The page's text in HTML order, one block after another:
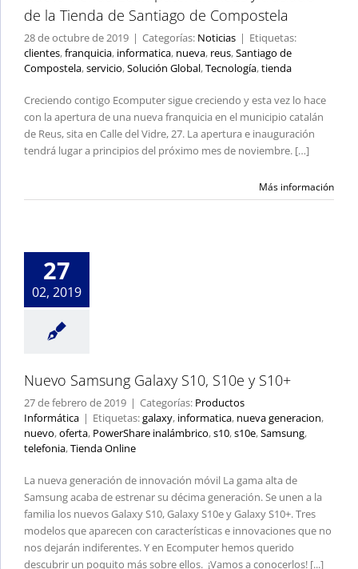
de la Tienda de Santiago de Compostela
28 de octubre de 2019 | Categorías: Noticias | Etiquetas:
clientes,franquicia, informatica, nueva, reus,Santiago de
Compostela,servicio,Solución Global,Tecnología,tienda
Creciendo contigo Ecomputer sigue creciendo y esta vez lo hace
con la apertura de una nueva franquicia en el municipio catalán
de Reus, sita en Calle del Vidre, 27. La apertura e inauguración
tendrá lugar a principios del próximo mes de noviembre. […]
Más información
27
02, 2019
Nuevo Samsung Galaxy S10, S10e y S10+
27 de febrero de 2019 | Categorías: Productos
Informática | Etiquetas:galaxy, informatica, nueva generacion,
nuevo,oferta, PowerShare inalámbrico,s10,s10e,Samsung,
telefonia,Tienda Online
La nueva generación de innovación móvil La gama alta de
Samsung acaba de estrenar su décima generación. Se unen a la
familia los nuevos Galaxy S10, Galaxy S10e y Galaxy S10+. Tres
modelos que aparecen con características e innovaciones que no
nos dejarán indiferentes. Y en Ecomputer hemos querido
descubrir un poquito más sobre ellos. ¡Vamos a conocerlos! [...]